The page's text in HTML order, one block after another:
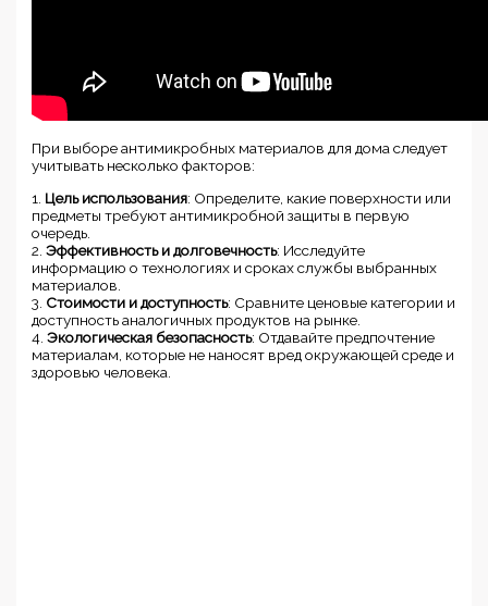
При выборе антимикробных материалов для дома следует
учитывать несколько факторов:
1. Цель использования: Определите, какие поверхности или
предметы требуют антимикробной защиты в первую
очередь.
2.Эффективность и долговечность: Исследуйте
информацию о технологиях и сроках службы выбранных
материалов.
3. Стоимости и доступность: Сравните ценовые категории и
доступность аналогичных продуктов на рынке.
4.Экологическая безопасность: Отдавайте предпочтение
материалам, которые не наносят вред окружающей среде и
здоровью человека.